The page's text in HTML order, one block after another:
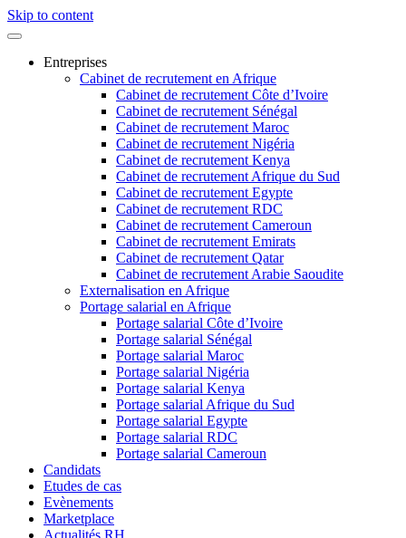
Skip to content
Entreprises
Cabinet de recrutement en Afrique
Cabinet de recrutement Côte d’Ivoire
Cabinet de recrutement Sénégal
Cabinet de recrutement Maroc
Cabinet de recrutement Nigéria
Cabinet de recrutement Kenya
Cabinet de recrutement Afrique du Sud
Cabinet de recrutement Egypte
Cabinet de recrutement RDC
Cabinet de recrutement Cameroun
Cabinet de recrutement Emirats
Cabinet de recrutement Qatar
Cabinet de recrutement Arabie Saoudite
Externalisation en Afrique
Portage salarial en Afrique
Portage salarial Côte d’Ivoire
Portage salarial Sénégal
Portage salarial Maroc
Portage salarial Nigéria
Portage salarial Kenya
Portage salarial Afrique du Sud
Portage salarial Egypte
Portage salarial RDC
Portage salarial Cameroun
Candidats
Etudes de cas
Evènements
Marketplace
Actualités RH